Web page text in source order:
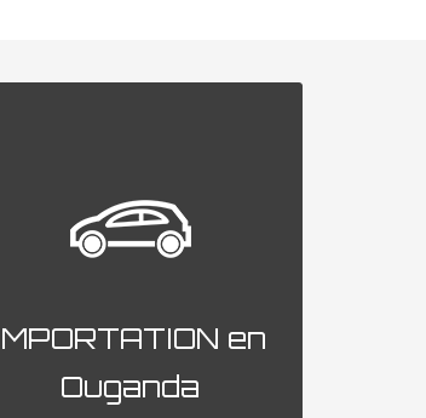
en
Ouganda